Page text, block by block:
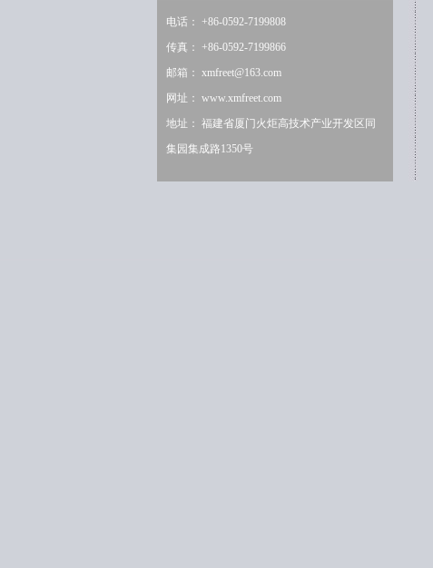
电话： +86-0592-7199808
传真： +86-0592-7199866
邮箱： xmfreet@163.com
网址： www.xmfreet.com
地址： 福建省厦门火炬高技术产业开发区同
集园集成路1350号